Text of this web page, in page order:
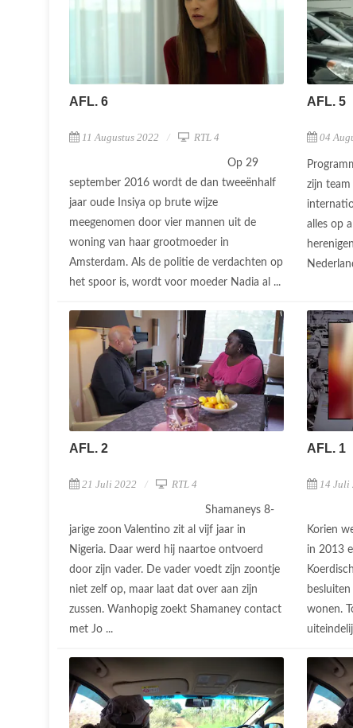
AFL. 6
11 Augustus 2022 RTL 4
Op 29
september 2016 wordt de dan tweeënhalf
jaar oude Insiya op brute wijze
meegenomen door vier mannen uit de
woning van haar grootmoeder in
Amsterdam. Als de politie de verdachten op
het spoor is, wordt voor moeder Nadia al ...
AFL. 5
04
zijn
alles op
AFL. 2
21 Juli 2022 RTL 4
Shamaneys 8-
jarige zoon Valentino zit al vijf jaar in
Nigeria. Daar werd hij naartoe ontvoerd
door zijn vader. De vader voedt zijn zoontje
niet zelf op, maar laat dat over aan zijn
zussen. Wanhopig zoekt Shamaney contact
met Jo ...
AFL. 1
14 Juli
Korien
in 2013
wonen.